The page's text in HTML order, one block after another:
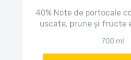
40% Note de portocale
uscate, prune și fructe
700 ml